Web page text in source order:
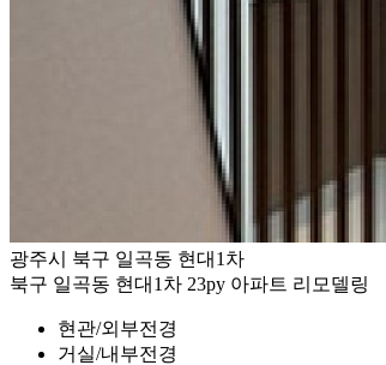
광주시 북구 일곡동 현대1차
북구 일곡동 현대1차 23py 아파트 리모델링
현관/외부전경
거실/내부전경